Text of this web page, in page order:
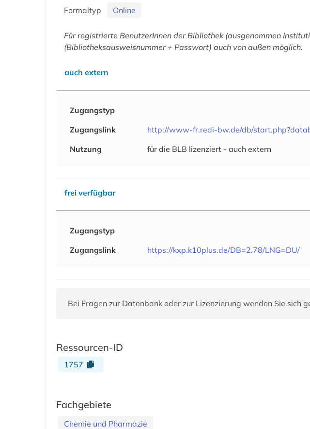
Formaltyp Online
Für registrierte BenutzerInnen der Bibliothek (ausgenommen
(Bibliotheksausweisnummer + Passwort) auch von außen möglich.
auch extern
Zugangstyp
Zugangslink
http://www-fr.redi-bw.de/db/
Nutzung
für die BLB lizenziert - auch extern
frei verfügbar
Zugangstyp
Zugangslink
https://kxp.k10plus.de/DB=2.78/LNG=DU/
Bei Fragen zur Datenbank oder zur Lizenzierung wenden Sie sich
Ressourcen-ID
1757
Fachgebiete
Chemie und Pharmazie